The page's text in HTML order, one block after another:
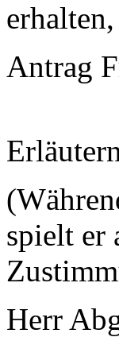
Antrag
spielt er
Herr